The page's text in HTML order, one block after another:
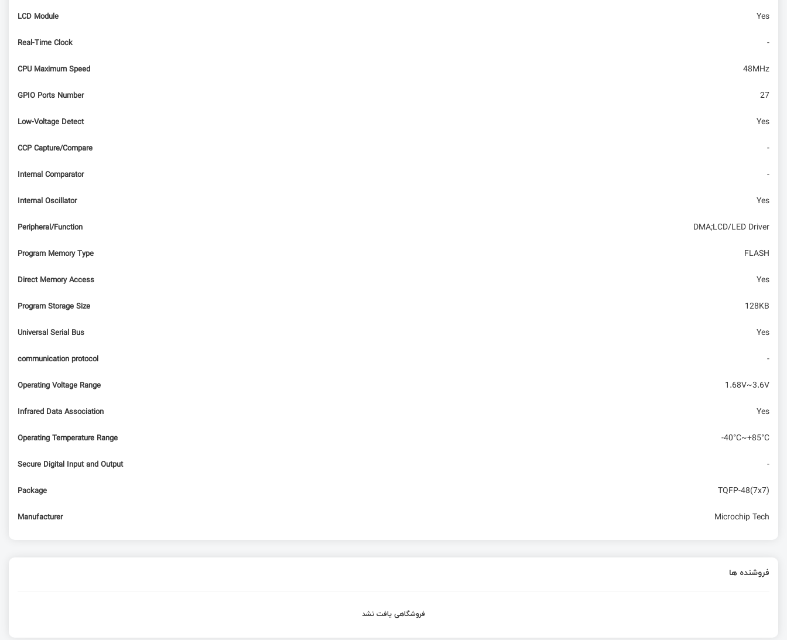
LCD Module Yes
Real-Time Clock -
CPU Maximum Speed 48MHz
GPIO Ports Number 27
Low-Voltage Detect Yes
CCP Capture/Compare -
Internal Comparator -
Internal Oscillator Yes
Peripheral/Function DMA;LCD/LED Driver
Program Memory Type FLASH
Direct Memory Access Yes
Program Storage Size 128KB
Universal Serial Bus Yes
communication protocol -
Operating Voltage Range 1.68V~3.6V
Infrared Data Association Yes
Operating Temperature Range -40°C~+85°C
Secure Digital Input and Output -
Package TQFP-48(7x7)
Manufacturer Microchip Tech
فروشنده ها
فروشگاهی یافت نشد